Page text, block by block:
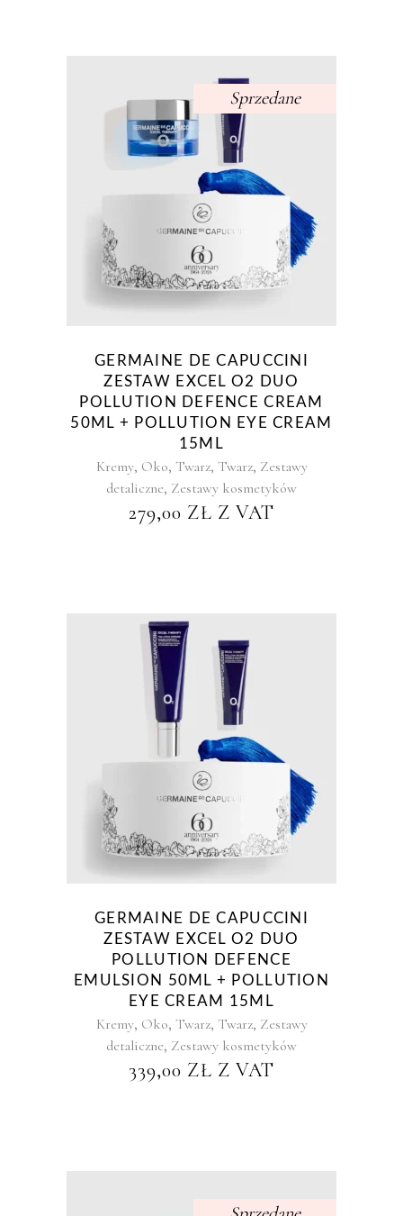
Sprzedane
GERMAINE DE CAPUCCINI
ZESTAW EXCEL O2 DUO
POLLUTION DEFENCE CREAM
50ML + POLLUTION EYE CREAM
15ML
Kremy, Oko, Twarz, Twarz, Zestawy
detaliczne, Zestawy kosmetyków
279,00 ZŁ Z VAT
GERMAINE DE CAPUCCINI
ZESTAW EXCEL O2 DUO
POLLUTION DEFENCE
EMULSION 50ML + POLLUTION
EYE CREAM 15ML
Kremy, Oko, Twarz, Twarz, Zestawy
detaliczne, Zestawy kosmetyków
339,00 ZŁ Z VAT